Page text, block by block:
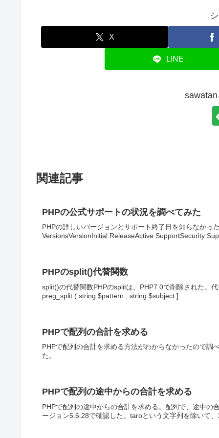
X
LINE
関連記事
PHPの公式サポートの状況を調べてみた
PHPの詳しいバージョンとサポート終了日を知らなかっ
VersionsVersionInitial ReleaseActive SupportSecurity
PHPのsplit()代替関数
split()の代替関数PHPのsplitは、PHP7.0で削除された。
preg_split ( string $pattern , string $subject ] ...
PHPで配列の合計を求める
PHPで配列の合計を求める方法がわからなかったので
た。
PHPで配列の途中からの合計を求める
PHPで配列の途中からの合計を求める。配列で、途中
ージョン5.6.28で確認した。taroという文字列を除いて